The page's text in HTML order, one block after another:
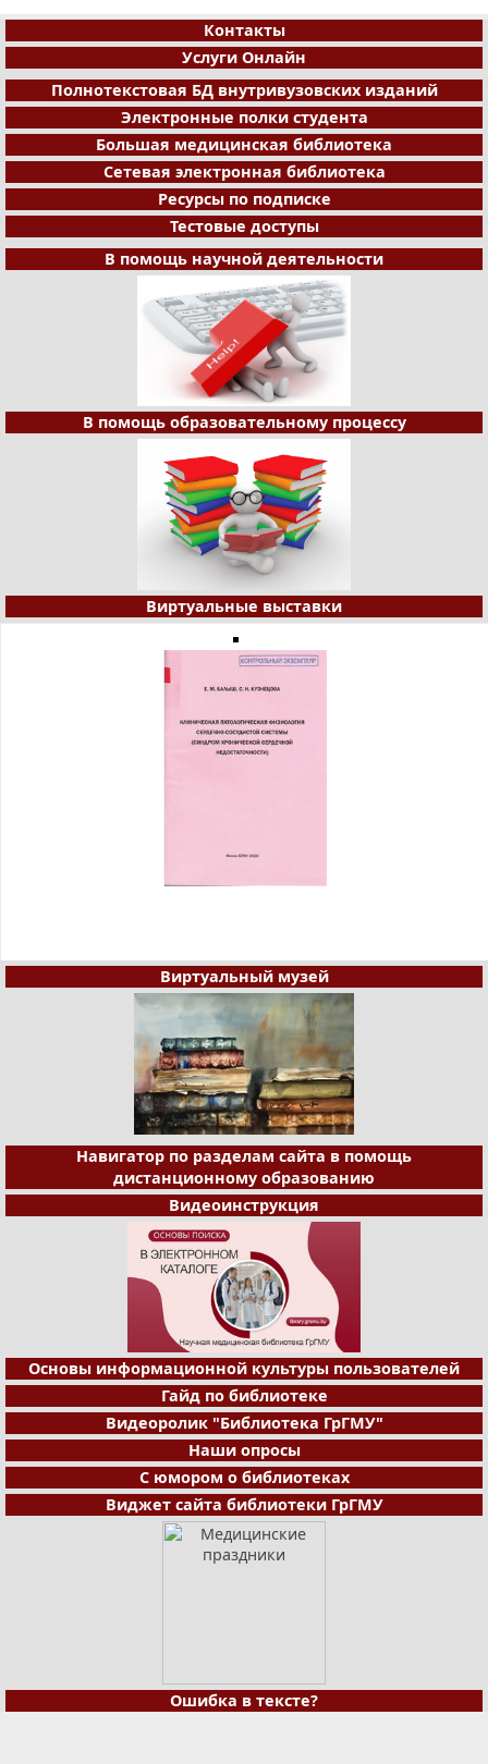
Контакты
Услуги Онлайн
Полнотекстовая БД внутривузовских изданий
Электронные полки студента
Большая медицинская библиотека
Сетевая электронная библиотека
Ресурсы по подписке
Тестовые доступы
В помощь научной деятельности
В помощь образовательному процессу
Виртуальные выставки
Виртуальный музей
Навигатор по разделам сайта в помощь
дистанционному образованию
Видеоинструкция
Основы информационной культуры пользователей
Гайд по библиотеке
Видеоролик "Библиотека ГрГМУ"
Наши опросы
С юмором о библиотеках
Виджет сайта библиотеки ГрГМУ
Ошибка в тексте?